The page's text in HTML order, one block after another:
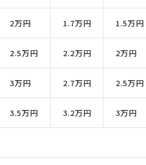
2万円 1.7万円 1.5万円
2.5万円 2.2万円 2万円
3万円 2.7万円 2.5万円
3.5万円 3.2万円 3万円